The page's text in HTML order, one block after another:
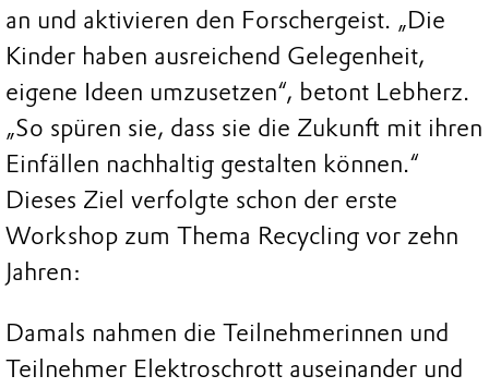
an und aktivieren den Forschergeist. „Die
Kinder haben ausreichend Gelegenheit,
eigene Ideen umzusetzen“, betont Lebherz.
„So spüren sie, dass sie die Zukunft mit ihren
Einfällen nachhaltig gestalten können.“
Dieses Ziel verfolgte schon der erste
Workshop zum Thema Recycling vor zehn
Jahren:
Damals nahmen die Teilnehmerinnen und
Teilnehmer Elektroschrott auseinander und